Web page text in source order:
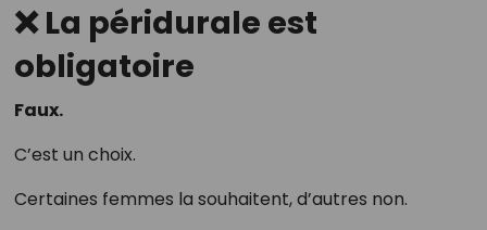
❌ La péridurale est
obligatoire
Faux.
C’est un choix.
Certaines femmes la souhaitent, d’autres non.